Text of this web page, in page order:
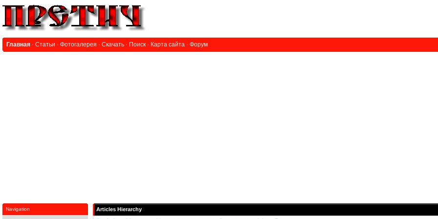
Главная · Статьи · Фотогалерея · Скачать · Поиск · Карта сайта · Форум
Navigation Articles Hierarchy